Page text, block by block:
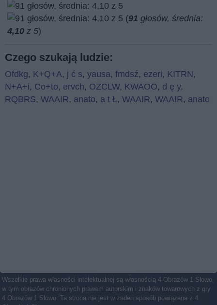
(91 głosów, średnia:
4,10 z 5)
Czego szukają ludzie:
Ofdkg, K+Q+A, j ć s, yausa, fmdsź, ezeri, KITRN,
N+A+i, Co+to, ervch, OZCLW, KWAOO, d ę y,
RQBRS, WAAIR, anato, a t Ł, WAAIR, WAAIR, anato
Wszelkie prawa własności intelektualnej są własnością 4 Obrazów 1 Słowo,
w tym obrazów chronionych prawem autorskim i znaków towarowych z gry
4 Obrazów 1 Słowo. Ta strona nie jest w żaden sposób powiązana z 4